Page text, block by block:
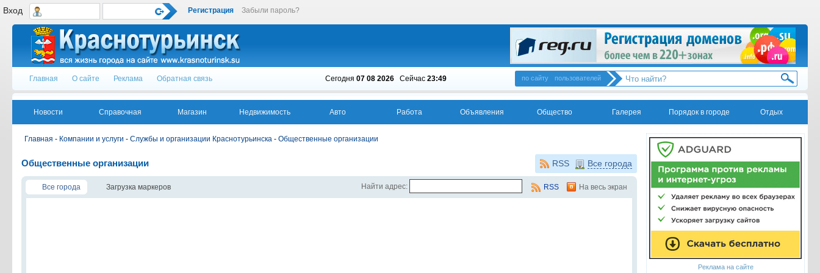
Вход Регистрация Забыли пароль?
Главная О сайте Реклама Обратная связь Сегодня 07 08 2026 Cейчас 23:49 по сайту пользователей
Новости Справочная Магазин Недвижимость Авто Работа Объявления Общество Галерея Порядок в городе Отдых
Главная - Компании и услуги - Службы и организации Краснотурьинска - Общественные организации
Все города
RSS
Общественные организации
Все города Загрузка маркеров На весь экран
RSS
Найти адрес:
Реклама на сайте